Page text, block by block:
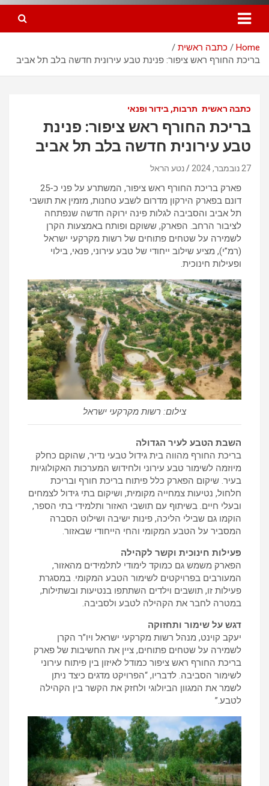
Home
כתבה ראשית
בריכת החורף ראש ציפור: פנינת טבע עירונית חדשה בלב תל אביב
כתבה ראשית תרבות, בידור ופנאי
בריכת החורף ראש ציפור: פנינת
טבע עירונית חדשה בלב תל אביב
27 נובמבר, 2024 נטע הראל
פארק בריכת החורף ראש ציפור, המשתרע על פני כ-25
דונם בפארק הירקון מדרום לשבע טחנות, מזמין את תושבי
תל אביב והסביבה לגלות פינה ירוקה חדשה שנפתחה
לציבור הרחב. הפארק, ששוקם ופותח באמצעות הקרן
לשמירה על שטחים פתוחים של רשות מקרקעי ישראל
(רמ”י), מציע שילוב ייחודי של טבע עירוני, פנאי, בילוי
ופעילות חינוכית.
צילום: רשות מקרקעי ישראל
השבת הטבע לעיר הגדולה
בריכת החורף מהווה בית גידול טבעי נדיר, שהוקם כחלק
מיוזמה לשימור טבע עירוני ולחידוש המערכות האקולוגיות
בעיר. שיקום הפארק כלל פיתוח בריכת חורף ובריכת
חלחול, נטיעות צמחייה מקומית, ושיקום בתי גידול לצמחים
ובעלי חיים. בשיתוף עם תושבי האזור ותלמידי בתי הספר,
הוקמו גם שבילי הליכה, פינות ישיבה ושילוט הסברה
המסביר על הטבע המקומי והחי הייחודי שבאזור.
פעילות חינוכית וקשר לקהילה
הפארק משמש גם כמוקד לימודי לתלמידים מהאזור,
המעורבים בפרויקטים לשימור הטבע המקומי. במסגרת
פעילות זו, תושבים וילדים השתתפו בנטיעות ובשתילות,
במטרה לחבר את הקהילה לטבע ולסביבה.
דגש על שימור ותחזוקה
יעקב קוינט, מנהל רשות מקרקעי ישראל ויו”ר הקרן
לשמירה על שטחים פתוחים, ציין את החשיבות של פארק
בריכת החורף ראש ציפור כמודל לאיזון בין פיתוח עירוני
לשימור הסביבה. לדבריו, “הפרויקט מדגים כיצד ניתן
לשמר את המגוון הביולוגי ולחזק את הקשר בין הקהילה
לטבע.”